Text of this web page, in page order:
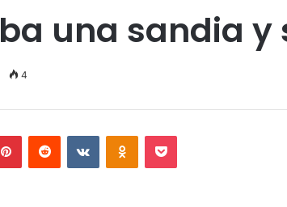
una sandia
4
PinterestReddit VKontakteOdnoklassniki
Pocket